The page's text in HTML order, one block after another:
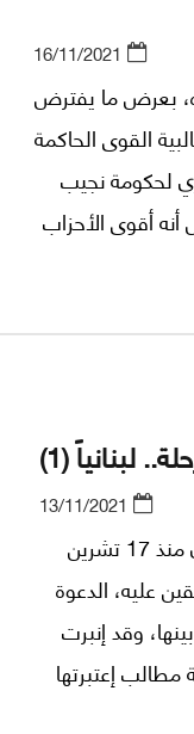
16/11/2021
بعرض ما يفترض
القوى الحاكمة
لحكومة نجيب
أقوى الأحزاب
لبنانياً (1)
13/11/2021
تنتشر بين المعارضين للوضع السائد في لبنان منذ 17 تشرين
عليه، الدعوة
وقد إنبرت
إعتبرتها